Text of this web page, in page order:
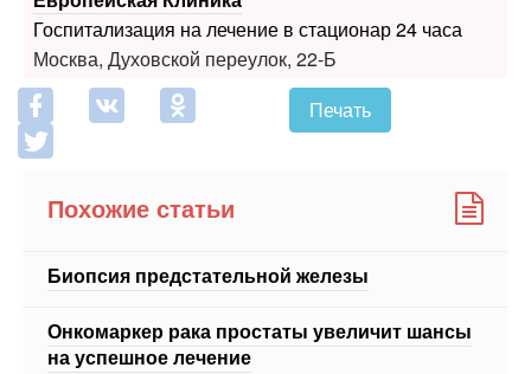
Госпитализация на лечение в стационар 24 часа
Москва, Духовской переулок, 22-Б
Печать
Похожие статьи
Биопсия предстательной железы
Онкомаркер рака простаты увеличит шансы
на успешное лечение